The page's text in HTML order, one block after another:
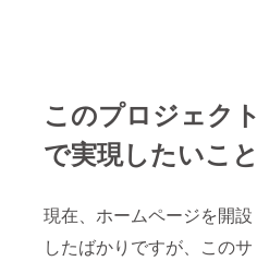
このプロジェクト
で実現したいこと
現在、ホームページを開設
したばかりですが、このサ